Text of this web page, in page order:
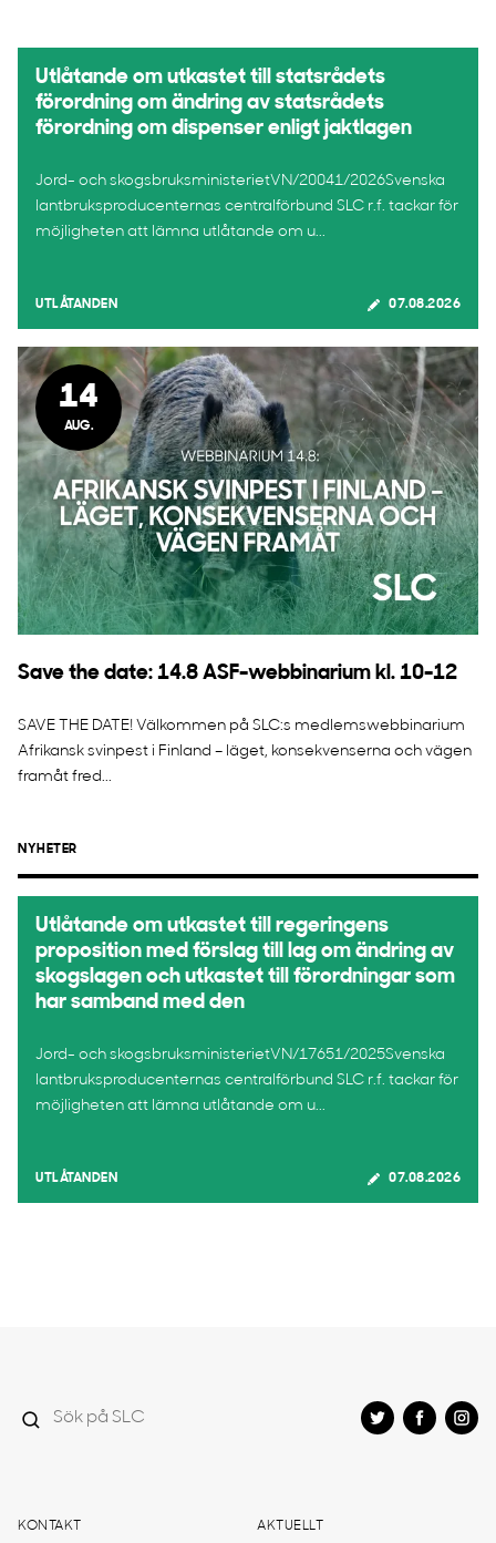
Utlåtande om utkastet till statsrådets
förordning om ändring av statsrådets
förordning om dispenser enligt jaktlagen
Jord- och skogsbruksministerietVN/20041/2026Svenska
lantbruksproducenternas centralförbund SLC r.f. tackar för
möjligheten att lämna utlåtande om u...
UTLÅTANDEN 07.08.2026
14
AUG.
Save the date: 14.8 ASF-webbinarium kl. 10-12
SAVE THE DATE! Välkommen på SLC:s medlemswebbinarium
Afrikansk svinpest i Finland – läget, konsekvenserna och vägen
framåt fred...
NYHETER
Utlåtande om utkastet till regeringens
proposition med förslag till lag om ändring av
skogslagen och utkastet till förordningar som
har samband med den
Jord- och skogsbruksministerietVN/17651/2025Svenska
lantbruksproducenternas centralförbund SLC r.f. tackar för
möjligheten att lämna utlåtande om u...
UTLÅTANDEN 07.08.2026
KONTAKT AKTUELLT